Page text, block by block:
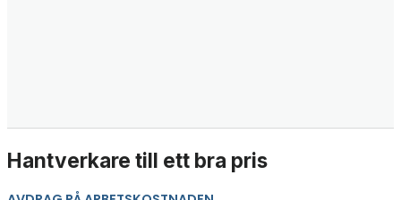
Hantverkare till ett bra pris